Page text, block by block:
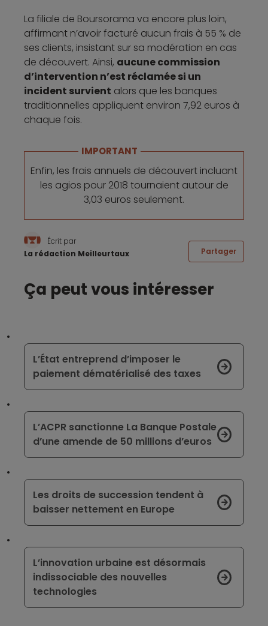
La filiale de Boursorama va encore plus loin,
affirmant n’avoir facturé aucun frais à 55 % de
ses clients, insistant sur sa modération en cas
de découvert. Ainsi, aucune commission
d’intervention n’est réclamée si un
incident survient alors que les banques
traditionnelles appliquent environ 7,92 euros à
chaque fois.
IMPORTANT
Enfin, les frais annuels de découvert incluant
les agios pour 2018 tournaient autour de
3,03 euros seulement.
Écrit par
La rédaction Meilleurtaux
Partager
Ça peut vous intéresser
L’État entreprend d’imposer le
paiement dématérialisé des taxes
L’ACPR sanctionne La Banque Postale
d’une amende de 50 millions d’euros
Les droits de succession tendent à
baisser nettement en Europe
L’innovation urbaine est désormais
indissociable des nouvelles
technologies